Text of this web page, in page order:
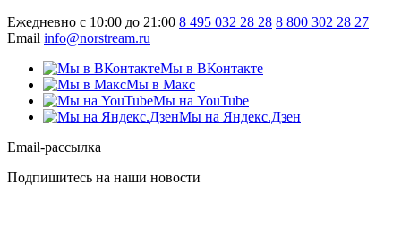
Ежедневно с 10:00 до 21:00 8 495 032 28 28 8 800 302 28 27
Email info@norstream.ru
Мы в ВКонтакте
Мы в Макс
Мы на YouTube
Мы на Яндекс.Дзен
Email-рассылка
Подпишитесь на наши новости